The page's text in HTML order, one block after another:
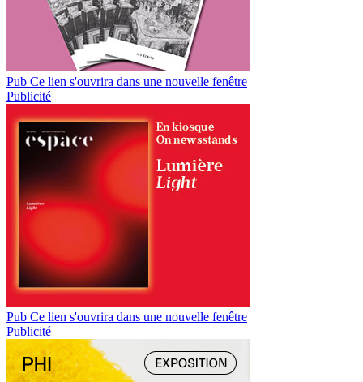
Pub Ce lien s'ouvrira dans une nouvelle fenêtre
Publicité
Pub Ce lien s'ouvrira dans une nouvelle fenêtre
Publicité